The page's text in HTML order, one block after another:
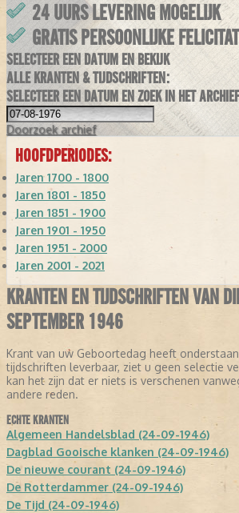
24 UURS LEVERING MOGELIJK
GRATIS PERSOONLIJKE
SELECTEER EEN DATUM EN BEKIJK
ALLE KRANTEN & TIJDSCHRIFTEN:
SELECTEER EEN DATUM EN ZOEK IN HET
Doorzoek archief
HOOFDPERIODES:
Jaren 1700 - 1800
Jaren 1801 - 1850
Jaren 1851 - 1900
Jaren 1901 - 1950
Jaren 1951 - 2000
Jaren 2001 - 2021
KRANTEN EN TIJDSCHRIFTEN VAN
SEPTEMBER 1946
Krant van uw Geboortedag heeft
tijdschriften leverbaar, ziet u geen selectie
kan het zijn dat er niets is verschenen
andere reden.
ECHTE KRANTEN
Algemeen Handelsblad (24-09-1946)
Dagblad Gooische klanken (24-09-1946)
De nieuwe courant (24-09-1946)
De Rotterdammer (24-09-1946)
De Tijd (24-09-1946)